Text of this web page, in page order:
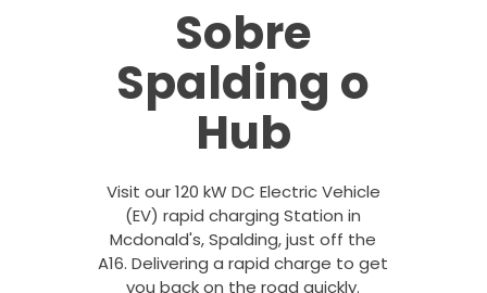
Sobre
Spalding o
Hub
Visit our 120 kW DC Electric Vehicle
(EV) rapid charging Station in
Mcdonald's, Spalding, just off the
A16. Delivering a rapid charge to get
you back on the road quickly.